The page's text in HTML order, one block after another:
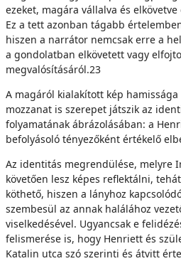
ezeket, magára vállalva és
Ez a tett azonban tágabb
hiszen a narrátor nemcsak erre a
a gondolatban elkövetett vagy
megvalósításáról.23
A magáról kialakított kép
mozzanat is szerepet játszik az
folyamatának ábrázolásában: a
befolyásoló tényezőként értékelő
Az identitás megrendülése, melyre
követően lesz képes reflektálni,
köthető, hiszen a lányhoz
szembesül az annak halálához
viselkedésével. Ugyancsak e
felismerése is, hogy Henriett és
Katalin utca szó szerinti és átvitt